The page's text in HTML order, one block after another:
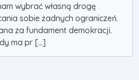
wybrać własną drogę
sobie żadnych ograniczeń.
za fundament demokracji.
ma pr [...]